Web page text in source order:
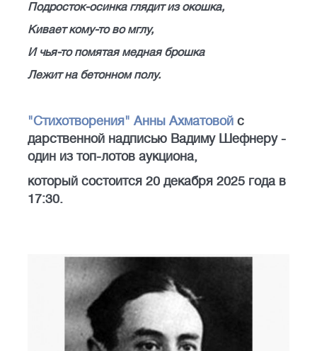
Подросток-осинка глядит из окошка,
Кивает кому-то во мглу,
И чья-то помятая медная брошка
Лежит на бетонном полу.
"Стихотворения" Анны Ахматовой с
дарственной надписью Вадиму Шефнеру -
один из топ-лотов аукциона,
который состоится 20 декабря 2025 года в
17:30.